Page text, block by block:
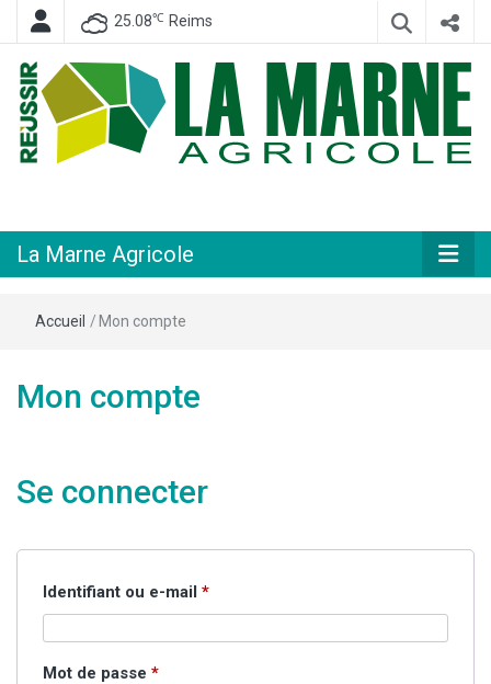
25.08℃ Reims
Agricole
La Marne Agricole
Accueil /Mon compte
Mon compte
Se connecter
Identifiant ou e-mail *Obligatoire
Mot de passe *Obligatoire